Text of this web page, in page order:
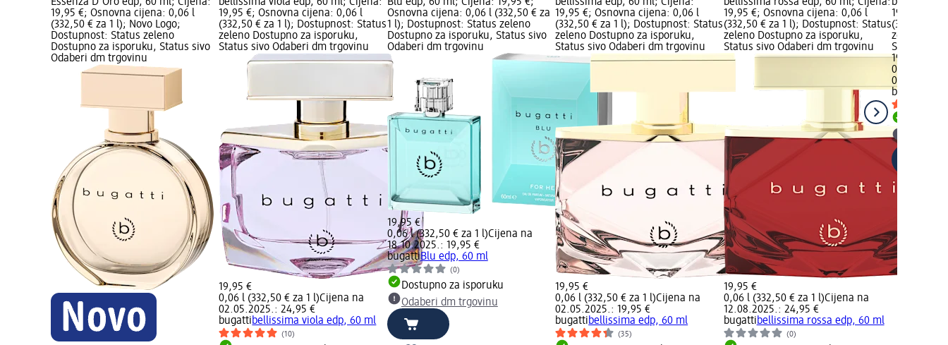
19,95 €; Osnovna cijena: 0,06 l
(332,50 € za 1 l); Novo Logo;
Dostupnost: Status zeleno
Dostupno za isporuku, Status sivo
Odaberi dm trgovinu
19,95 €; Osnovna cijena: 0,06 l
(332,50 € za 1 l); Dostupnost: Status
zeleno Dostupno za isporuku,
Status sivo Odaberi dm trgovinu
19,95 €
0,06 l (332,50 € za 1 l)Cijena na
02.05.2025.: 24,95 €
bugattibellissima viola edp, 60 ml
(10)
Osnovna cijena: 0,06 l (332,50 € za
1 l); Dostupnost: Status zeleno
Dostupno za isporuku, Status sivo
Odaberi dm trgovinu
19,95 €
0,06 l (332,50 € za 1 l)Cijena na
18.10.2025.: 19,95 €
bugattiBlu edp, 60 ml
(0)
Dostupno za isporuku
Odaberi dm trgovinu
19,95 €; Osnovna cijena: 0,06 l
(332,50 € za 1 l); Dostupnost: Status
zeleno Dostupno za isporuku,
Status sivo Odaberi dm trgovinu
19,95 €
0,06 l (332,50 € za 1 l)Cijena na
02.05.2025.: 19,95 €
bugattibellissima edp, 60 ml
(35)
19,95 €; Osnovna cijena: 0,06 l
(332,50 € za 1 l); Dostupnost: Status
zeleno Dostupno za isporuku,
Status sivo Odaberi dm trgovinu
19,95 €
0,06 l (332,50 € za 1 l)Cijena na
12.08.2025.: 24,95 €
bugattibellissima rossa edp, 60 ml
(0)
19,95 €;
(332,50 €
zeleno
Status sivo
19,95 €
0,06 l
bugatti